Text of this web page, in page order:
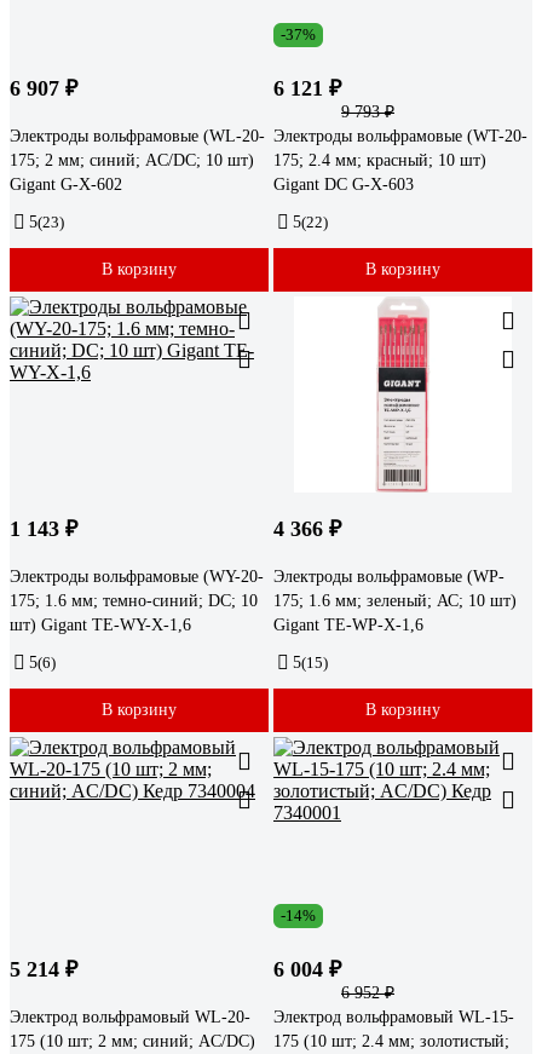
6 907 ₽
Электроды вольфрамовые (WL-20-
175; 2 мм; синий; AC/DC; 10 шт)
Gigant G-X-602
5(23)
В корзину
-37%
6 121 ₽
9 793 ₽
Электроды вольфрамовые (WT-20-
175; 2.4 мм; красный; 10 шт)
Gigant DC G-X-603
5(22)
В корзину
1 143 ₽
Электроды вольфрамовые (WY-20-
175; 1.6 мм; темно-синий; DC; 10
шт) Gigant ТЕ-WY-X-1,6
5(6)
В корзину
4 366 ₽
Электроды вольфрамовые (WP-
175; 1.6 мм; зеленый; АС; 10 шт)
Gigant TE-WP-X-1,6
5(15)
В корзину
5 214 ₽
Электрод вольфрамовый WL-20-
175 (10 шт; 2 мм; синий; AC/DC)
-14%
6 004 ₽
6 952 ₽
Электрод вольфрамовый WL-15-
175 (10 шт; 2.4 мм; золотистый;